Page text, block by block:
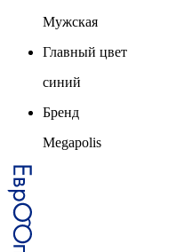
Мужская
Главный цвет
синий
Бренд
Megapolis